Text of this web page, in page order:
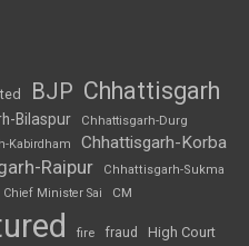
BJP Chhattisgarh
Bilaspur Chhattisgarh-Durg
Kabirdham Chhattisgarh-Korba
Raipur
Chhattisgarh-Sukma
Chief Minister Sai CM
fire fraud High Court